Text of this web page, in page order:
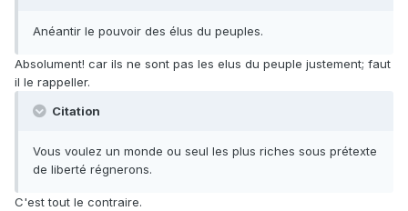
Anéantir le pouvoir des élus du peuples.
Absolument! car ils ne sont pas les elus du peuple justement; faut
il le rappeller.
Citation
Vous voulez un monde ou seul les plus riches sous prétexte
de liberté régnerons.
C'est tout le contraire.